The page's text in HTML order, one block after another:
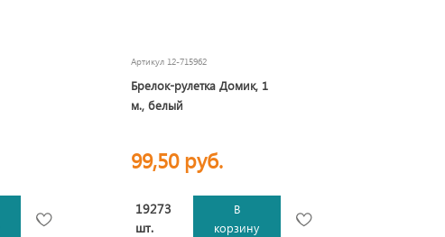
Артикул 12-715962
Брелок-рулетка Домик, 1
м., белый
99,50 руб.
19273
шт.
В
корзину